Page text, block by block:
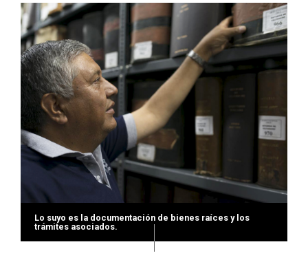
Lo suyo es la documentación de bienes raíces y los
trámites asociados.